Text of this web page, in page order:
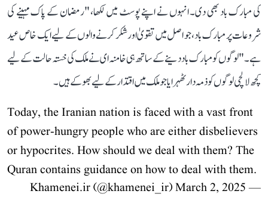
کی مبارک باد بھی دی۔ انہوں نے اپنے پوسٹ میں لکھا، "رمضان کے پاک مہینے کی
شروعات پر مبارک باد، جو اصل میں تقویٰ اور شکر کرنے والوں کے لیے ایک خاص عید
ہے۔" لوگوں کو مبارک باد دینے کے ساتھ ہی خامنہ ای نے ملک کی خستہ حالت کے لیے
کچھ لالچی لوگوں کو ذمہ دار ٹھہرایا جو ملک میں اقتدار کے لیے بھوکے ہیں۔
Today, the Iranian nation is faced with a vast front
of power-hungry people who are either disbelievers
or hypocrites. How should we deal with them? The
Quran contains guidance on how to deal with them.
— Khamenei.ir (@khamenei_ir)
March 2, 2025